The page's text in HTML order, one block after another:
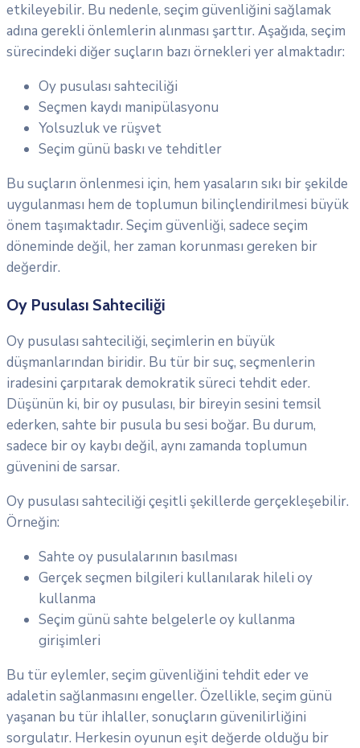
etkileyebilir. Bu nedenle, seçim güvenliğini sağlamak
adına gerekli önlemlerin alınması şarttır. Aşağıda, seçim
sürecindeki diğer suçların bazı örnekleri yer almaktadır:
Oy pusulası sahteciliği
Seçmen kaydı manipülasyonu
Yolsuzluk ve rüşvet
Seçim günü baskı ve tehditler
Bu suçların önlenmesi için, hem yasaların sıkı bir şekilde
uygulanması hem de toplumun bilinçlendirilmesi büyük
önem taşımaktadır. Seçim güvenliği, sadece seçim
döneminde değil, her zaman korunması gereken bir
değerdir.
Oy Pusulası Sahteciliği
Oy pusulası sahteciliği, seçimlerin en büyük
düşmanlarından biridir. Bu tür bir suç, seçmenlerin
iradesini çarpıtarak demokratik süreci tehdit eder.
Düşünün ki, bir oy pusulası, bir bireyin sesini temsil
ederken, sahte bir pusula bu sesi boğar. Bu durum,
sadece bir oy kaybı değil, aynı zamanda toplumun
güvenini de sarsar.
Oy pusulası sahteciliği çeşitli şekillerde gerçekleşebilir.
Örneğin:
Sahte oy pusulalarının basılması
Gerçek seçmen bilgileri kullanılarak hileli oy
kullanma
Seçim günü sahte belgelerle oy kullanma
girişimleri
Bu tür eylemler, seçim güvenliğini tehdit eder ve
adaletin sağlanmasını engeller. Özellikle, seçim günü
yaşanan bu tür ihlaller, sonuçların güvenilirliğini
sorgulatır. Herkesin oyunun eşit değerde olduğu bir